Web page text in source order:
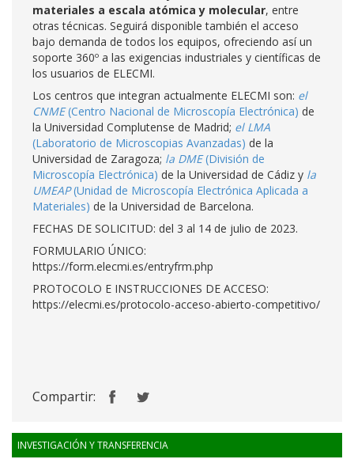
materiales a escala atómica y molecular, entre
otras técnicas. Seguirá disponible también el acceso
bajo demanda de todos los equipos, ofreciendo así un
soporte 360º a las exigencias industriales y científicas de
los usuarios de ELECMI.
Los centros que integran actualmente ELECMI son: el
CNME(Centro Nacional de Microscopía Electrónica) de
la Universidad Complutense de Madrid; el LMA
(Laboratorio de Microscopias Avanzadas) de la
Universidad de Zaragoza; la DME(División de
Microscopía Electrónica) de la Universidad de Cádiz y la
UMEAP(Unidad de Microscopía Electrónica Aplicada a
Materiales) de la Universidad de Barcelona.
FECHAS DE SOLICITUD: del 3 al 14 de julio de 2023.
FORMULARIO ÚNICO:
https://form.elecmi.es/entryfrm.php
PROTOCOLO E INSTRUCCIONES DE ACCESO:
https://elecmi.es/protocolo-acceso-abierto-competitivo/
Compartir:
INVESTIGACIÓN Y TRANSFERENCIA